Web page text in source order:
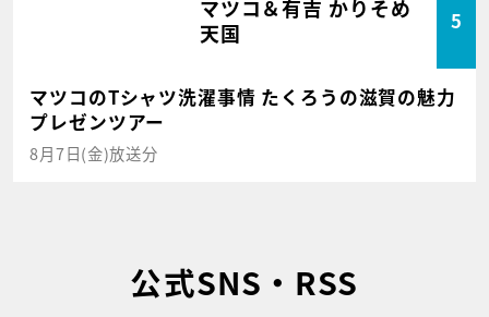
マツコ＆有吉 かりそめ
天国
5
マツコのTシャツ洗濯事情 たくろうの滋賀の魅力
プレゼンツアー
8月7日(金)放送分
公式SNS・RSS